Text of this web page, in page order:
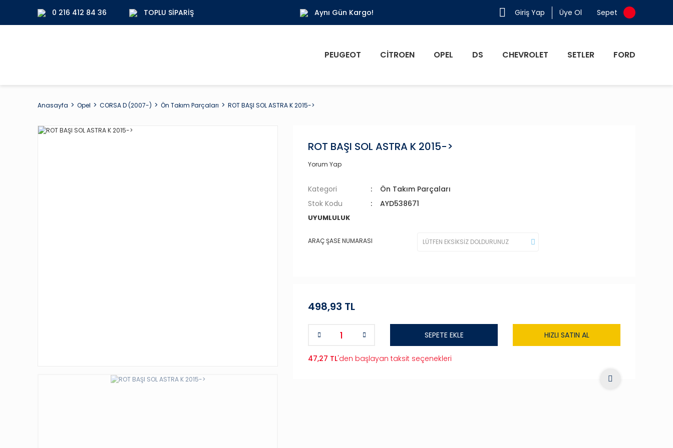
0 216 412 84 36 TOPLU SIPARIŞ Aynı Gün Kargo! Giriş Yap Üye Ol Sepet
PEUGEOT CITROEN OPEL DS CHEVROLET SETLER FORD
Anasayfa Opel CORSA D (2007-) Ön Takım Parçaları ROT BAŞI SOL ASTRA K 2015->
ROT BAŞI SOL ASTRA K 2015->
Yorum Yap
Kategori
Ön Takım Parçaları
Stok Kodu
AYD538671
UYUMLULUK
ARAÇ ŞASE NUMARASI
498,93 TL
SEPETE EKLE HIZLI SATIN AL
47,27 TL'den başlayan taksit seçenekleri